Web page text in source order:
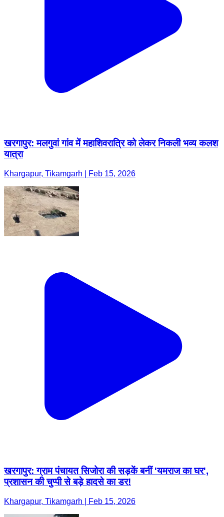
खरगापुर: मलगुवां गांव में महाशिवरात्रि को लेकर निकली भव्य कलश
यात्रा
Khargapur, Tikamgarh | Feb 15, 2026
खरगापुर: ग्राम पंचायत सिजोरा की सड़कें बनीं 'यमराज का घर',
प्रशासन की चुप्पी से बड़े हादसे का डर!
Khargapur, Tikamgarh | Feb 15, 2026